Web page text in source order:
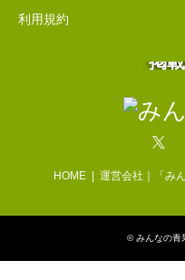
利用規約
掲
RSS
HOME 運営会社｜「み
©みんなの青